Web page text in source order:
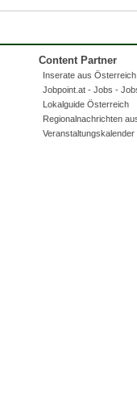
Content Partner
Inserate aus
Jobpoint.at - Jobs -
Lokalguide Österreich
Regionalnachrichten